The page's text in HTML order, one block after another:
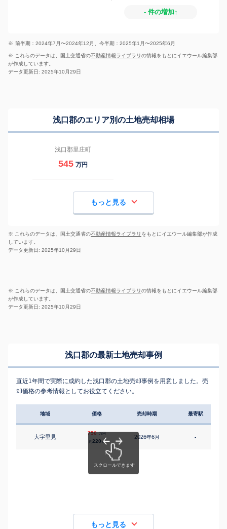
- 件の増加↑
※ 前半期：2024年7月〜2024年12月、今半期：2025年1月〜2025年6月
※ これらのデータは、国土交通省の不動産情報ライブラリの情報をもとにイエウール編集部
が作成しています。
データ更新日: 2025年10月29日
浅口郡のエリア別の土地売却相場
浅口郡里庄町
545 万円
もっと見る
※ これらのデータは、国土交通省の不動産情報ライブラリ をもとにイエウール編集部が作成
しています。
データ更新日: 2025年10月29日
※ これらのデータは、国土交通省の不動産情報ライブラリの情報をもとにイエウール編集部
が作成しています。
データ更新日: 2025年10月29日
浅口郡の最新土地売却事例
直近1年間で実際に成約した浅口郡の土地売却事例を用意しました。売
却価格の参考情報としてお役立てください。
地域 価格 売却時期 最寄駅
大字里見
750 万円
約220 ㎡
2026年6月 -
もっと見る